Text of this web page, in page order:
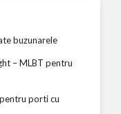
buzunarele
– MLBT pentru
porti cu